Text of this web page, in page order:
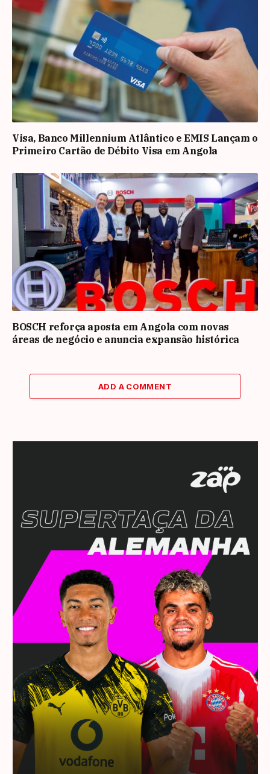
Visa, Banco Millennium Atlântico e EMIS Lançam o
Primeiro Cartão de Débito Visa em Angola
BOSCH reforça aposta em Angola com novas
áreas de negócio e anuncia expansão histórica
ADD A COMMENT